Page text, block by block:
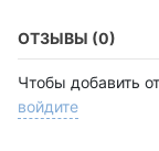
ОТЗЫВЫ (0)
Чтобы добавить
войдите